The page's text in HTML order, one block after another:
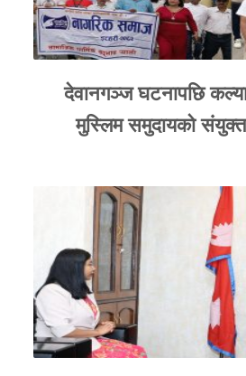
देवानगञ्ज घटनापछि
मुस्लिम समुदायको संयुक्त